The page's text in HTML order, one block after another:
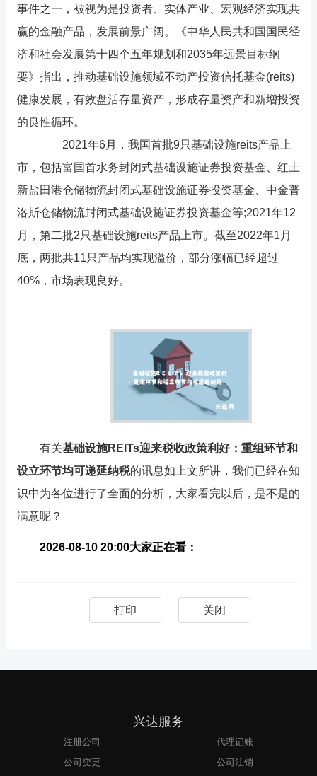
事件之一，被视为是投资者、实体产业、宏观经济实现共
赢的金融产品，发展前景广阔。《中华人民共和国国民经
济和社会发展第十四个五年规划和2035年远景目标纲
要》指出，推动基础设施领域不动产投资信托基金(reits)
健康发展，有效盘活存量资产，形成存量资产和新增投资
的良性循环。
2021年6月，我国首批9只基础设施reits产品上
市，包括富国首水务封闭式基础设施证券投资基金、红土
新盐田港仓储物流封闭式基础设施证券投资基金、中金普
洛斯仓储物流封闭式基础设施证券投资基金等;2021年12
月，第二批2只基础设施reits产品上市。截至2022年1月
底，两批共11只产品均实现溢价，部分涨幅已经超过
40%，市场表现良好。
有关基础设施REITs迎来税收政策利好：重组环节和
设立环节均可递延纳税的讯息如上文所讲，我们已经在知
识中为各位进行了全面的分析，大家看完以后，是不是的
满意呢？
2026-08-10 20:00大家正在看：
打印 关闭
兴达服务
注册公司
代理记账
公司变更
公司注销